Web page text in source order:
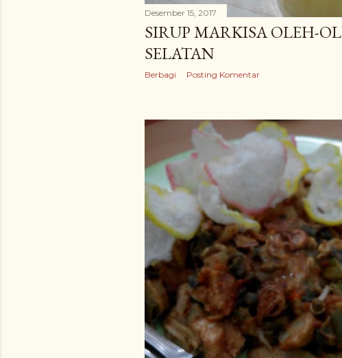
Desember 15, 2017
SIRUP MARKISA OLEH-
SELATAN
Berbagi Posting Komentar